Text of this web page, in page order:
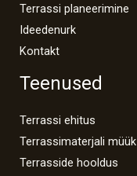
Terrassi planeerimine
Ideedenurk
Kontakt
Teenused
Terrassi ehitus
Terrassimaterjali müük
Terrasside hooldus